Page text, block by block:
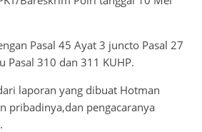
Pasal 45 Ayat 3 juncto Pasal 27
Pasal 310 dan 311 KUHP.
laporan yang dibuat Hotman
pribadinya,dan pengacaranya